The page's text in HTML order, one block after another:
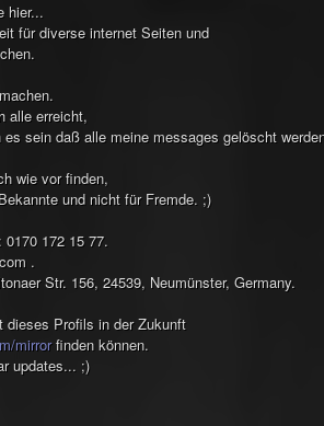
hier...
für diverse internet Seiten und
alle erreicht,
sein daß alle meine messages gelöscht
wie vor finden,
und nicht für Fremde. ;)
172 15 77.
.
Str. 156, 24539, Neumünster, Germany.
dieses Profils in der Zukunft
mirrorfinden können.
updates... ;)